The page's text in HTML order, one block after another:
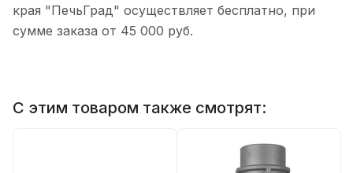
края "ПечьГрад" осуществляет бесплатно, при
сумме заказа от 45 000 руб.
С этим товаром также смотрят: